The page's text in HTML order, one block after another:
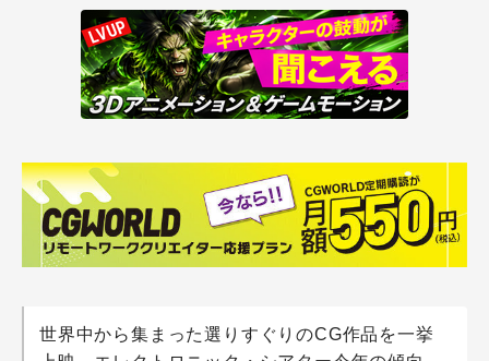
世界中から集まった選りすぐりのCG作品を一挙